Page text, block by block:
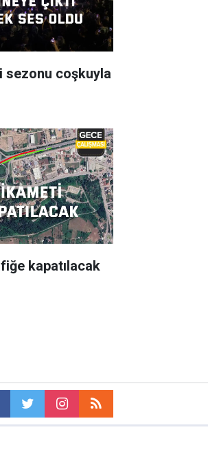
sezonu coşkuyla
kapatılacak